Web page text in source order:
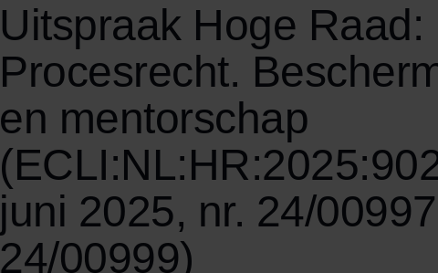
Uitspraak Hoge Raad:
Procesrecht.
en mentorschap
juni 2025, nr. 24/
24/00999)